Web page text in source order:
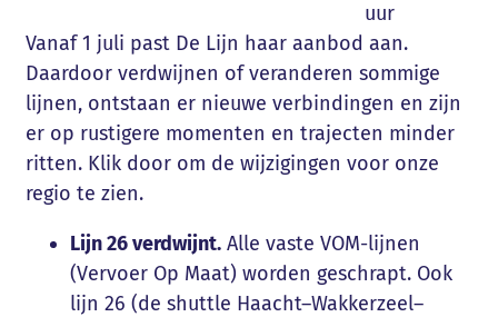
uur
Vanaf 1 juli past De Lijn haar aanbod aan.
Daardoor verdwijnen of veranderen sommige
lijnen, ontstaan er nieuwe verbindingen en zijn
er op rustigere momenten en trajecten minder
ritten. Klik door om de wijzigingen voor onze
regio te zien.
Lijn 26 verdwijnt. Alle vaste VOM-lijnen
(Vervoer Op Maat) worden geschrapt. Ook
lijn 26 (de shuttle Haacht–Wakkerzeel–